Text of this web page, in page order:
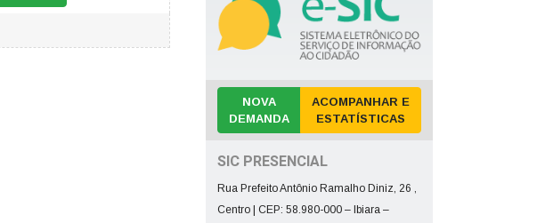
NOVA
DEMANDA
ACOMPANHAR E
ESTATÍSTICAS
SIC PRESENCIAL
Rua Prefeito Antônio Ramalho Diniz, 26 ,
Centro | CEP: 58.980-000 – Ibiara –